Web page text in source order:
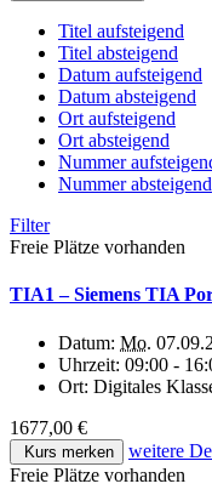
Titel aufsteigend
Titel absteigend
Datum aufsteigend
Datum absteigend
Ort aufsteigend
Ort absteigend
Nummer
Nummer absteigend
Filter
Freie Plätze vorhanden
TIA1 – Siemens TIA
Datum: Mo.
Uhrzeit: 09:00 -
Ort: Digitales
1677,00 €
Kurs merken
weitere
Freie Plätze vorhanden